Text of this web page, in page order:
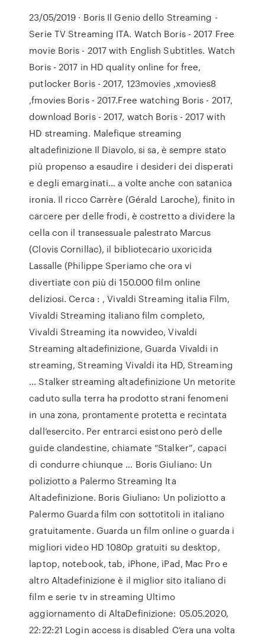
23/05/2019 · Boris Il Genio dello Streaming -
Serie TV Streaming ITA. Watch Boris - 2017 Free
movie Boris - 2017 with English Subtitles. Watch
Boris - 2017 in HD quality online for free,
putlocker Boris - 2017, 123movies ,xmovies8
,fmovies Boris - 2017.Free watching Boris - 2017,
download Boris - 2017, watch Boris - 2017 with
HD streaming. Malefique streaming
altadefinizione Il Diavolo, si sa, è sempre stato
più propenso a esaudire i desideri dei disperati
e degli emarginati… a volte anche con satanica
ironia. Il ricco Carrère (Gérald Laroche), finito in
carcere per delle frodi, è costretto a dividere la
cella con il transessuale palestrato Marcus
(Clovis Cornillac), il bibliotecario uxoricida
Lassalle (Philippe Speriamo che ora vi
divertiate con più di 150.000 film online
deliziosi. Cerca : , Vivaldi Streaming italia Film,
Vivaldi Streaming italiano film completo,
Vivaldi Streaming ita nowvideo, Vivaldi
Streaming altadefinizione, Guarda Vivaldi in
streaming, Streaming Vivaldi ita HD, Streaming
… Stalker streaming altadefinizione Un metorite
caduto sulla terra ha prodotto strani fenomeni
in una zona, prontamente protetta e recintata
dall’esercito. Per entrarci esistono però delle
guide clandestine, chiamate “Stalker”, capaci
di condurre chiunque … Boris Giuliano: Un
poliziotto a Palermo Streaming Ita
Altadefinizione. Boris Giuliano: Un poliziotto a
Palermo Guarda film con sottotitoli in italiano
gratuitamente. Guarda un film online o guarda i
migliori video HD 1080p gratuiti su desktop,
laptop, notebook, tab, iPhone, iPad, Mac Pro e
altro Altadefinizione è il miglior sito italiano di
film e serie tv in streaming Ultimo
aggiornamento di AltaDefinizione: 05.05.2020,
22:22:21 Login access is disabled C’era una volta